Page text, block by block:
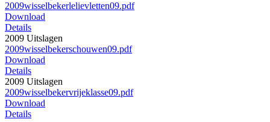
2009wisselbekerlelievletten09.pdf
Download
Details
2009 Uitslagen
2009wisselbekerschouwen09.pdf
Download
Details
2009 Uitslagen
2009wisselbekervrijeklasse09.pdf
Download
Details